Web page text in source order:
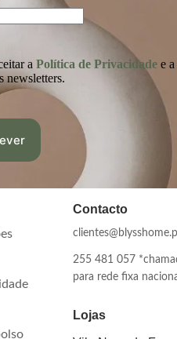
a Política de Privacidadee a
newsletters.
Contacto
255 481 057
para rede fixa
Lojas